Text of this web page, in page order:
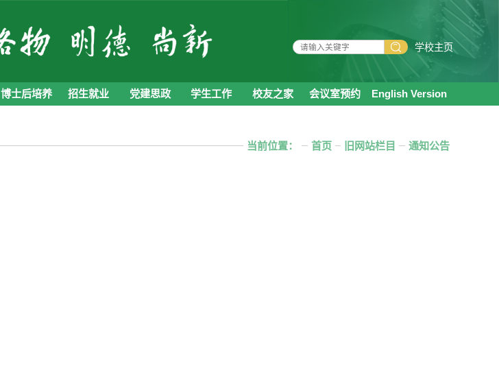
学校主页
博士后培养 招生就业 党建思政 学生工作 校友之家 会议室预约 English Version
当前位置： 首页 旧网站栏目 通知公告